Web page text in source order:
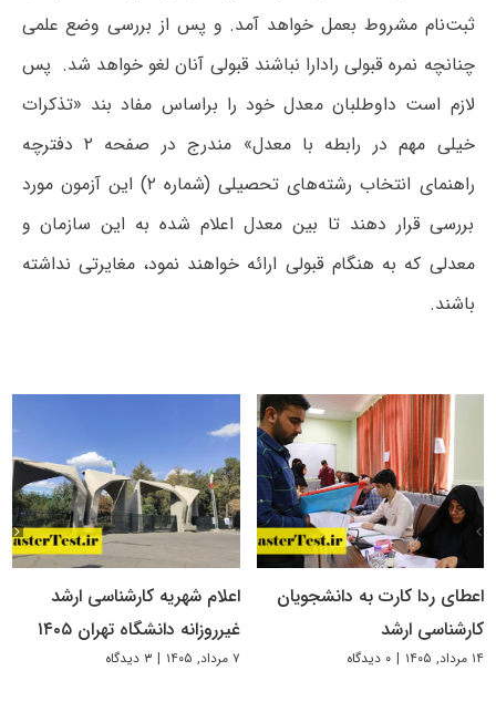
ثبت‌نام مشروط بعمل خواهد آمد. و پس از بررسی وضع علمی
چنانچه نمره قبولی رادارا نباشند قبولی آنان لغو خواهد شد. پس
لازم است داوطلبان معدل خود را براساس مفاد بند «تذکرات
خیلی مهم در رابطه با معدل» مندرج در صفحه ۲ دفترچه
راهنمای انتخاب رشته‌های تحصیلی (شماره ۲) این آزمون مورد
بررسی قرار دهند تا بین معدل اعلام شده به این سازمان و
معدلی که به هنگام قبولی ارائه خواهند نمود، مغایرتی نداشته
باشند.
اعطای ردا کارت به دانشجویان
کارشناسی ارشد
۱۴ مرداد, ۱۴۰۵ | ۰ دیدگاه
اعلام شهریه کارشناسی ارشد
غیرروزانه دانشگاه تهران ۱۴۰۵
۷ مرداد, ۱۴۰۵ | ۳ دیدگاه